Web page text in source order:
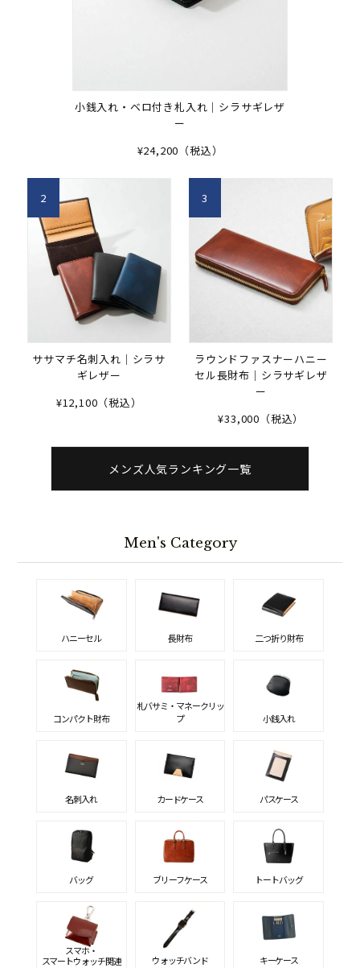
小銭入れ・ベロ付き札入れ｜シラサギレザ
ー
¥24,200（税込）
ササマチ名刺入れ｜シラサ
ギレザー
¥12,100（税込）
2
ラウンドファスナーハニー
セル長財布｜シラサギレザ
ー
¥33,000（税込）
3
メンズ人気ランキング一覧
Men's Category
ハニーセル 長財布 二つ折り財布
コンパクト財布
札バサミ・マネークリッ
プ
小銭入れ
名刺入れ カードケース パスケース
バッグ ブリーフケース トートバッグ
スマホ・
スマートウォッチ関連
ウォッチバンド キーケース